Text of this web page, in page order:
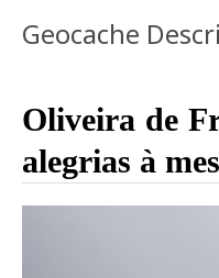
Geocache
Oliveira de
alegrias à